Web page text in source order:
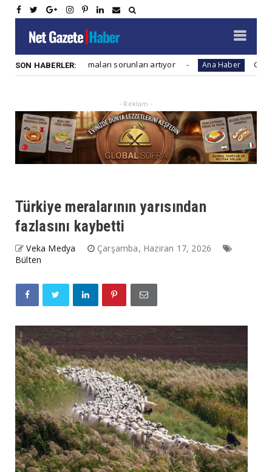
SON HABERLER:
inşaat firmaları sorunları artıyor Ana Haber Global
- Reklam -
Türkiye meralarının yarısından
fazlasını kaybetti
Veka Medya
Çarşamba, Haziran 17, 2026
Bülten